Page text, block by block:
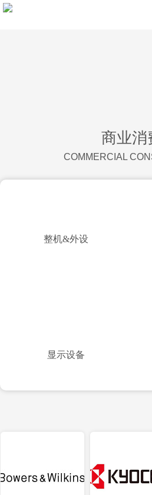
商业消
COMMERCIAL
整机&外设
显示设备